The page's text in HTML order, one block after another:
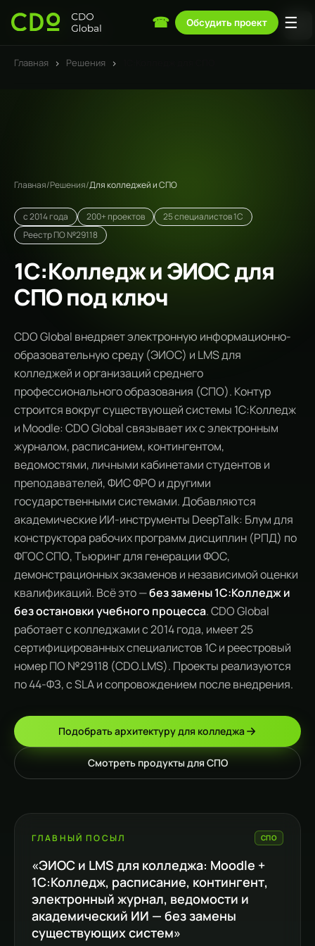
☎ Обсудить проект ☰
Главная › Решения ›
Главная/Решения/Для колледжей и СПО
с 2014 года 200+ проектов
25 специалистов 1С
Реестр ПО №29118
1С:Колледж и ЭИОС для
СПО под ключ
CDO Global внедряет электронную информационно-
образовательную среду (ЭИОС) и LMS для
колледжей и организаций среднего
профессионального образования (СПО). Контур
строится вокруг существующей системы 1С:Колледж
и Moodle: CDO Global связывает их с электронным
журналом, расписанием, контингентом,
ведомостями, личными кабинетами студентов и
преподавателей, ФИС ФРО и другими
государственными системами. Добавляются
академические ИИ-инструменты DeepTalk: Блум для
конструктора рабочих программ дисциплин (РПД) по
ФГОС СПО, Тьюринг для генерации ФОС,
демонстрационных экзаменов и независимой оценки
квалификаций. Всё это —без замены 1С:Колледж и
без остановки учебного процесса. CDO Global
работает с колледжами с 2014 года, имеет 25
сертифицированных специалистов 1С и реестровый
номер ПО №29118 (CDO.LMS). Проекты реализуются
по 44-ФЗ, с SLA и сопровождением после внедрения.
Подобрать архитектуру для колледжа
Смотреть продукты для СПО
ГЛАВНЫЙ ПОСЫЛ СПО
«ЭИОС и LMS для колледжа: Moodle +
1С:Колледж, расписание, контингент,
электронный журнал, ведомости и
академический ИИ — без замены
существующих систем»